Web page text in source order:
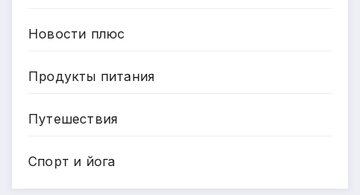
Новости плюс
Продукты питания
Путешествия
Спорт и йога